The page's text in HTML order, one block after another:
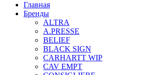
Главная
Бренды
ALTRA
A.PRESSE
BELIEF
BLACK SIGN
CARHARTT WIP
CAV EMPT